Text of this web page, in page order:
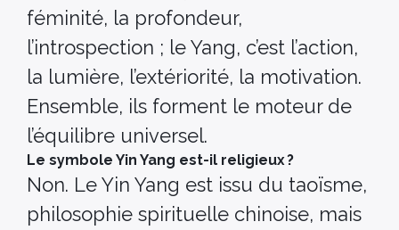
féminité, la profondeur,
l’introspection ; le Yang, c’est l’action,
la lumière, l’extériorité, la motivation.
Ensemble, ils forment le moteur de
l’équilibre universel.
Le symbole Yin Yang est-il religieux ?
Non. Le Yin Yang est issu du taoïsme,
philosophie spirituelle chinoise, mais